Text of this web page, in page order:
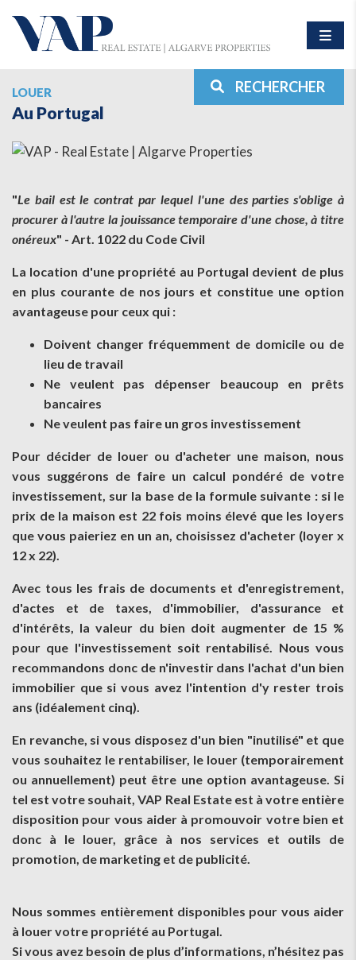
RECHERCHER
LOUER
Au Portugal
"Le bail est le contrat par lequel l'une des parties s'oblige à
procurer à l'autre la jouissance temporaire d'une chose, à titre
onéreux" - Art. 1022 du Code Civil
La location d'une propriété au Portugal devient de plus
en plus courante de nos jours et constitue une option
avantageuse pour ceux qui :
Doivent changer fréquemment de domicile ou de
lieu de travail
Ne veulent pas dépenser beaucoup en prêts
bancaires
Ne veulent pas faire un gros investissement
Pour décider de louer ou d'acheter une maison, nous
vous suggérons de faire un calcul pondéré de votre
investissement, sur la base de la formule suivante : si le
prix de la maison est 22 fois moins élevé que les loyers
que vous paieriez en un an, choisissez d'acheter (loyer x
12 x 22).
Avec tous les frais de documents et d'enregistrement,
d'actes et de taxes, d'immobilier, d'assurance et
d'intérêts, la valeur du bien doit augmenter de 15 %
pour que l'investissement soit rentabilisé. Nous vous
recommandons donc de n'investir dans l'achat d'un bien
immobilier que si vous avez l'intention d'y rester trois
ans (idéalement cinq).
En revanche, si vous disposez d'un bien "inutilisé" et que
vous souhaitez le rentabiliser, le louer (temporairement
ou annuellement) peut être une option avantageuse. Si
tel est votre souhait, VAP Real Estate est à votre entière
disposition pour vous aider à promouvoir votre bien et
donc à le louer, grâce à nos services et outils de
promotion, de marketing et de publicité.
Nous sommes entièrement disponibles pour vous aider
à louer votre propriété au Portugal.
Si vous avez besoin de plus d’informations, n’hésitez pas